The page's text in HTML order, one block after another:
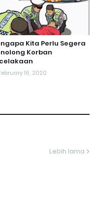
Kita Perlu Segera
Korban
16, 2020
Lebih lama